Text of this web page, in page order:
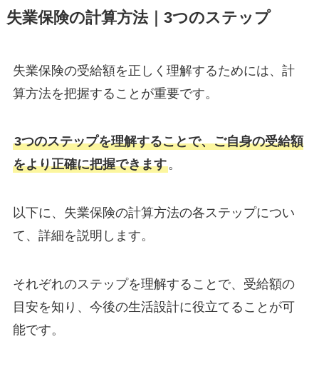
失業保険の計算方法｜3つのステップ
失業保険の受給額を正しく理解するためには、計
算方法を把握することが重要です。
3つのステップを理解することで、ご自身の受給額
をより正確に把握できます。
以下に、失業保険の計算方法の各ステップについ
て、詳細を説明します。
それぞれのステップを理解することで、受給額の
目安を知り、今後の生活設計に役立てることが可
能です。